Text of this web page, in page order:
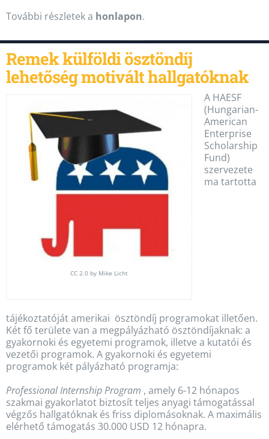
További részletek a honlapon.
Remek külföldi ösztöndíj
lehetőség motivált hallgatóknak
CC 2.0 by Mike Licht
A HAESF
(Hungarian-
American
Enterprise
Scholarship
Fund)
szervezete
ma tartotta
tájékoztatóját amerikai ösztöndíj programokat illetően.
Két fő területe van a megpályázható ösztöndíjaknak: a
gyakornoki és egyetemi programok, illetve a kutatói és
vezetői programok. A gyakornoki és egyetemi
programok két pályázható programja:
Professional Internship Program , amely 6-12 hónapos
szakmai gyakorlatot biztosít teljes anyagi támogatással
végzős hallgatóknak és friss diplomásoknak. A maximális
elérhető támogatás 30.000 USD 12 hónapra.